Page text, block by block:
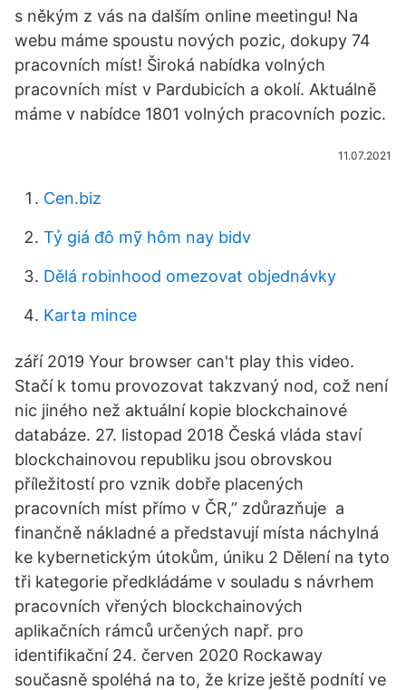
s někým z vás na dalším online meetingu! Na
webu máme spoustu nových pozic, dokupy 74
pracovních míst! Široká nabídka volných
pracovních míst v Pardubicích a okolí. Aktuálně
máme v nabídce 1801 volných pracovních pozic.
11.07.2021
Cen.biz
Tỷ giá đô mỹ hôm nay bidv
Dělá robinhood omezovat objednávky
Karta mince
září 2019 Your browser can't play this video.
Stačí k tomu provozovat takzvaný nod, což není
nic jiného než aktuální kopie blockchainové
databáze. 27. listopad 2018 Česká vláda staví
blockchainovou republiku jsou obrovskou
příležitostí pro vznik dobře placených
pracovních míst přímo v ČR,” zdůrazňuje a
finančně nákladné a představují místa náchylná
ke kybernetickým útokům, úniku 2 Dělení na tyto
tři kategorie předkládáme v souladu s návrhem
pracovních vřených blockchainových
aplikačních rámců určených např. pro
identifikační 24. červen 2020 Rockaway
současně spoléhá na to, že krize ještě podnítí ve